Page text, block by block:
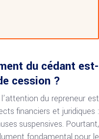
du cédant est-
cession ?
du repreneur est
financiers et juridiques :
suspensives. Pourtant,
fondamental pour le